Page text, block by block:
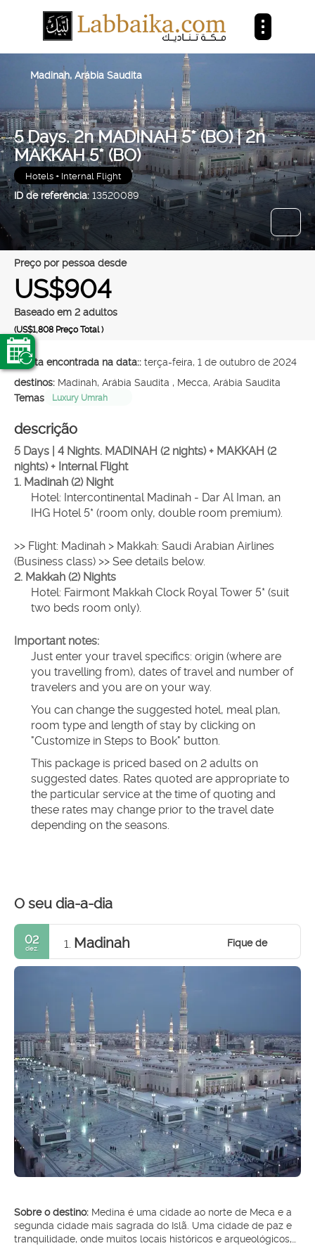
5 Days. 2n MADINAH 5* (BO) | 2n
MAKKAH 5* (BO)
Hotels + Internal Flight
ID de referência: 13520089
Madinah, Arábia Saudita
preço por pessoa desde
US$904
Baseado em 2 adultos
(US$1,808 Preço Total)
Oferta encontrada na data:: terça-feira, 1 de outubro de 2024
destinos: Madinah, Arábia Saudita , Mecca, Arábia Saudita
Temas
Luxury Umrah
descrição
5 Days | 4 Nights. MADINAH (2 nights) + MAKKAH (2
nights) + Internal Flight
1. Madinah (2) Night
Hotel: Intercontinental Madinah - Dar Al Iman, an
IHG Hotel 5* (room only, double room premium).
>> Flight: Madinah > Makkah: Saudi Arabian Airlines
(Business class) >> See details below.
2. Makkah (2) Nights
Hotel: Fairmont Makkah Clock Royal Tower 5* (suit
two beds room only).
Important notes:
Just enter your travel specifics: origin (where are
you travelling from), dates of travel and number of
travelers and you are on your way.
You can change the suggested hotel, meal plan,
room type and length of stay by clicking on
"Customize in Steps to Book" button.
This package is priced based on 2 adults on
suggested dates. Rates quoted are appropriate to
the particular service at the time of quoting and
these rates may change prior to the travel date
depending on the seasons.
O seu dia-a-dia
02
dez. 1. Madinah Fique de
Sobre o destino: Medina é uma cidade ao norte de Meca e a
segunda cidade mais sagrada do Islã. Uma cidade de paz e
tranquilidade, onde muitos locais históricos e arqueológicos,